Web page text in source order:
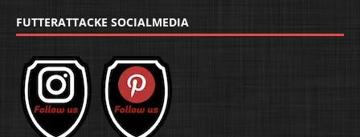
FUTTERATTACKE SOCIALMEDIA